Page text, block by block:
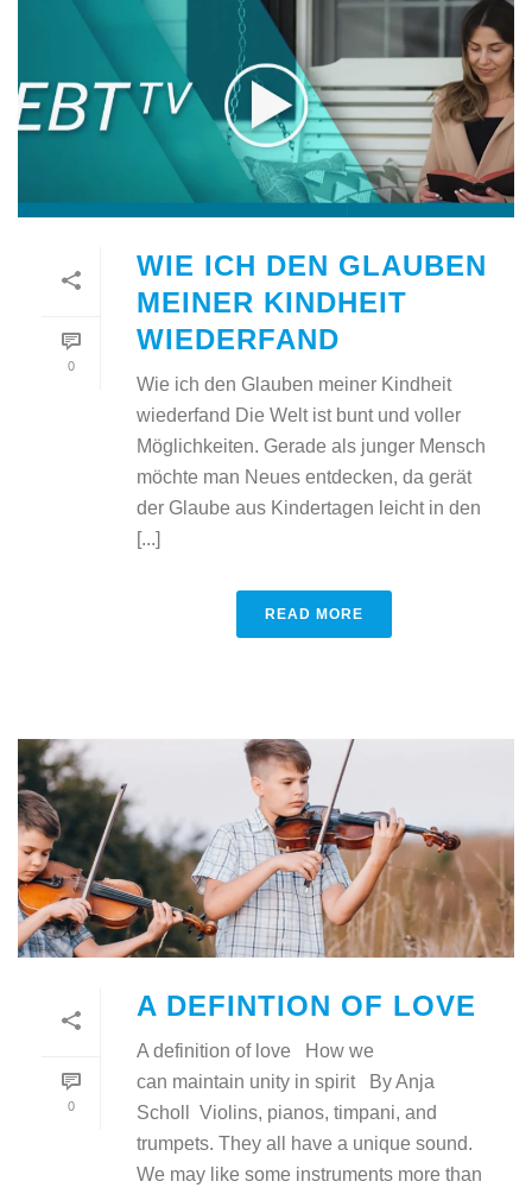
0
WIE ICH DEN GLAUBEN
MEINER KINDHEIT
WIEDERFAND
Wie ich den Glauben meiner Kindheit
wiederfand Die Welt ist bunt und voller
Möglichkeiten. Gerade als junger Mensch
möchte man Neues entdecken, da gerät
der Glaube aus Kindertagen leicht in den
[...]
READ MORE
0
A DEFINTION OF LOVE
A definition of love How we
can maintain unity in spirit By Anja
Scholl Violins, pianos, timpani, and
trumpets. They all have a unique sound.
We may like some instruments more than